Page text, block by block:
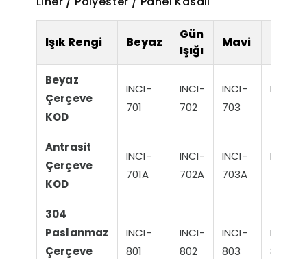
Işık Rengi Beyaz
Gün
Işığı
Mavi
Beyaz
Çerçeve
KOD
INCI-
701
INCI-
702
INCI-
703
INCI-
Antrasit
Çerçeve
KOD
INCI-
701A
INCI-
702A
INCI-
703A
INCI-
304
Paslanmaz
Çerçeve
INCI-
801
INCI-
802
INCI-
803
INCI-
804